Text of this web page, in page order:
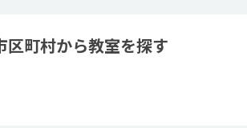
区町村から教室を探す